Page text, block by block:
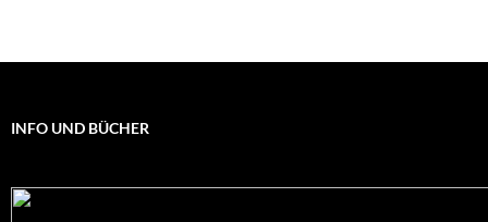
INFO UND BÜCHER